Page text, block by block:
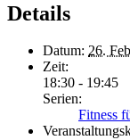
Details
Datum: 26.
Zeit:
18:30 - 19:45
Serien:
Fitness